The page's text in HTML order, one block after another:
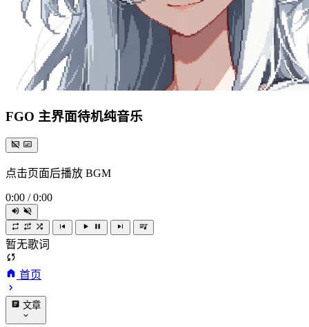
FGO 主界面待机纯音乐
点击页面后播放 BGM
0:00 / 0:00
暂无歌词
首页
文章